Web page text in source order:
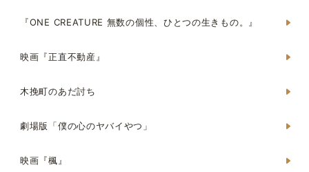
『ONE CREATURE 無数の個性、ひとつの生きもの。』
映画『正直不動産』
木挽町のあだ討ち
劇場版「僕の心のヤバイやつ」
映画『楓』